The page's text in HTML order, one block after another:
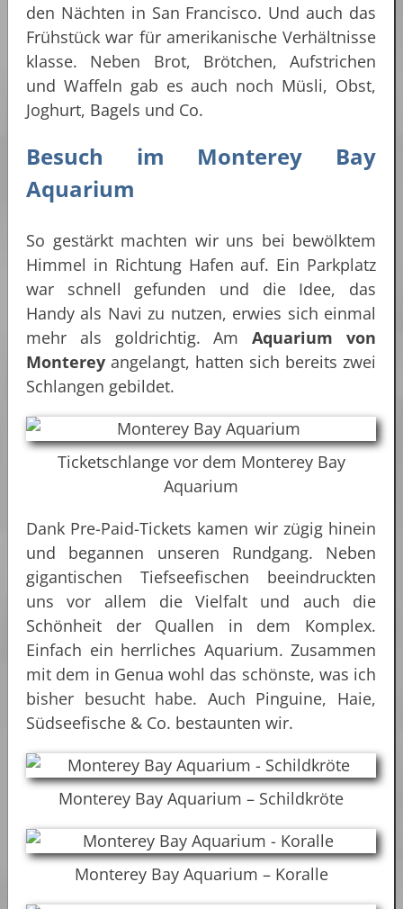
den Nächten in San Francisco. Und auch das
Frühstück war für amerikanische Verhältnisse
klasse. Neben Brot, Brötchen, Aufstrichen
und Waffeln gab es auch noch Müsli, Obst,
Joghurt, Bagels und Co.
Besuch im Monterey Bay
Aquarium
So gestärkt machten wir uns bei bewölktem
Himmel in Richtung Hafen auf. Ein Parkplatz
war schnell gefunden und die Idee, das
Handy als Navi zu nutzen, erwies sich einmal
mehr als goldrichtig. AmAquarium von
Monterey angelangt, hatten sich bereits zwei
Schlangen gebildet.
Ticketschlange vor dem Monterey Bay
Aquarium
Dank Pre-Paid-Tickets kamen wir zügig hinein
und begannen unseren Rundgang. Neben
gigantischen Tiefseefischen beeindruckten
uns vor allem die Vielfalt und auch die
Schönheit der Quallen in dem Komplex.
Einfach ein herrliches Aquarium. Zusammen
mit dem in Genua wohl das schönste, was ich
bisher besucht habe. Auch Pinguine, Haie,
Südseefische & Co. bestaunten wir.
Monterey Bay Aquarium – Schildkröte
Monterey Bay Aquarium – Koralle